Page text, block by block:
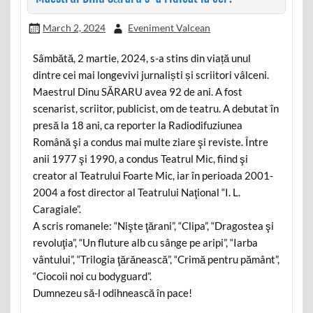
March 2, 2024 Eveniment Valcean
Sâmbătă, 2 martie, 2024, s-a stins din viață unul
dintre cei mai longevivi jurnaliști și scriitori vâlceni.
Maestrul Dinu SĂRARU avea 92 de ani. A fost
scenarist, scriitor, publicist, om de teatru. A debutat în
presă la 18 ani, ca reporter la Radiodifuziunea
Română şi a condus mai multe ziare şi reviste. Între
anii 1977 şi 1990, a condus Teatrul Mic, fiind şi
creator al Teatrului Foarte Mic, iar în perioada 2001-
2004 a fost director al Teatrului Naţional “I. L.
Caragiale”.
A scris romanele: “Nişte ţărani”, “Clipa”, “Dragostea şi
revoluţia”, “Un fluture alb cu sânge pe aripi”, “Iarba
vântului”, “Trilogia ţărănească”, “Crimă pentru pământ”,
“Ciocoii noi cu bodyguard”.
Dumnezeu să-l odihnească în pace!